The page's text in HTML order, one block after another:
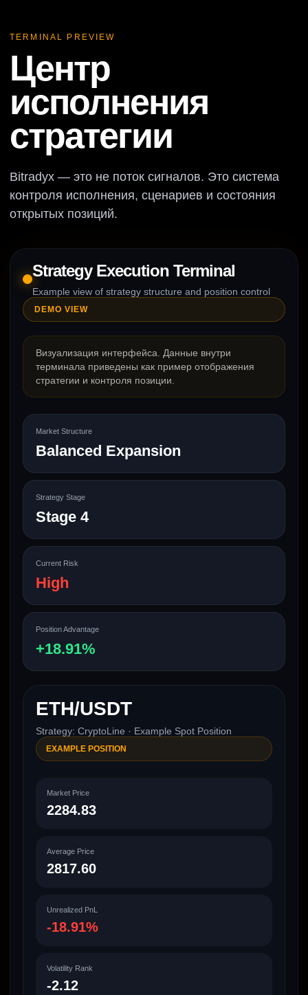
TERMINAL PREVIEW
Центр
исполнения
стратегии
Bitradyx — это не поток сигналов. Это система
контроля исполнения, сценариев и состояния
открытых позиций.
Strategy Execution Terminal
Example view of strategy structure and position control
DEMO VIEW
Визуализация интерфейса. Данные внутри
терминала приведены как пример отображения
стратегии и контроля позиции.
Market Structure
Balanced Expansion
Strategy Stage
Stage 4
Current Risk
High
Position Advantage
+18.91%
ETH/USDT
Strategy: CryptoLine · Example Spot Position
EXAMPLE POSITION
Market Price
2284.83
Average Price
2817.60
Unrealized PnL
-18.91%
Volatility Rank
-2.12